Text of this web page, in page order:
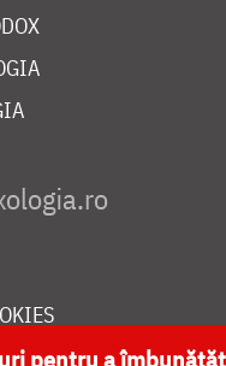
PENTRU CATEDRALA
pentru a